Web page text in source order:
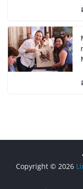
Copyright © 2026